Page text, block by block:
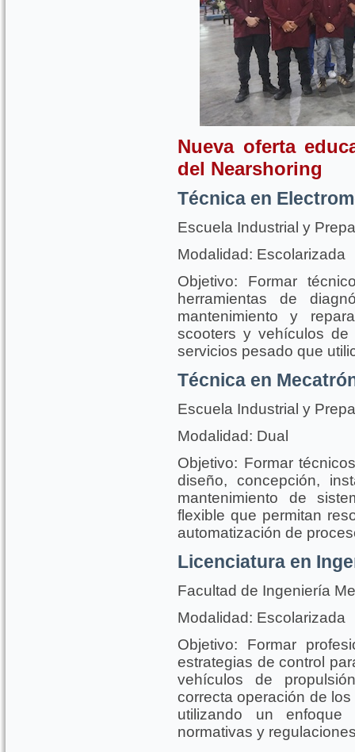
Nueva oferta
del Nearshoring
Técnica en
Escuela Industrial y
Modalidad: Escolarizada
Objetivo: Formar
herramientas de
mantenimiento y
scooters y vehículos de
servicios pesado que
Técnica en
Escuela Industrial y
Modalidad: Dual
Objetivo: Formar
diseño, concepción,
mantenimiento de
flexible que permitan
automatización de
Licenciatura en
Facultad de Ingeniería
Modalidad: Escolarizada
Objetivo: Formar
estrategias de control
vehículos de
correcta operación de
utilizando un enfoque
normativas y